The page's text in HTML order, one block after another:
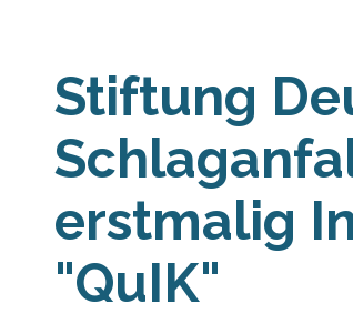
Stiftung
erstmalig
"QuIK"